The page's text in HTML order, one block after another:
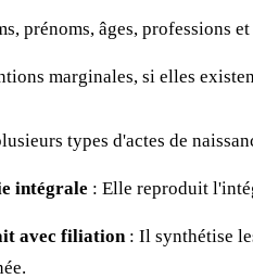
prénoms, âges, professions
marginales, si elles
types d'actes de
intégrale : Elle reproduit
avec filiation: Il synthétise